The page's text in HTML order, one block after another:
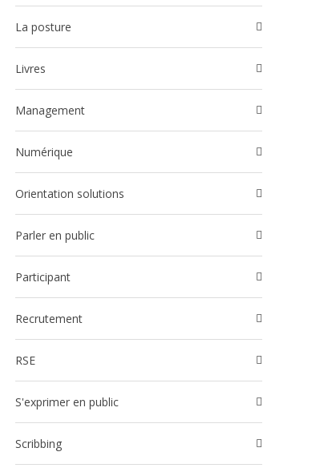
La posture
Livres
Management
Numérique
Orientation solutions
Parler en public
participant
Recrutement
RSE
S'exprimer en public
Scribbing